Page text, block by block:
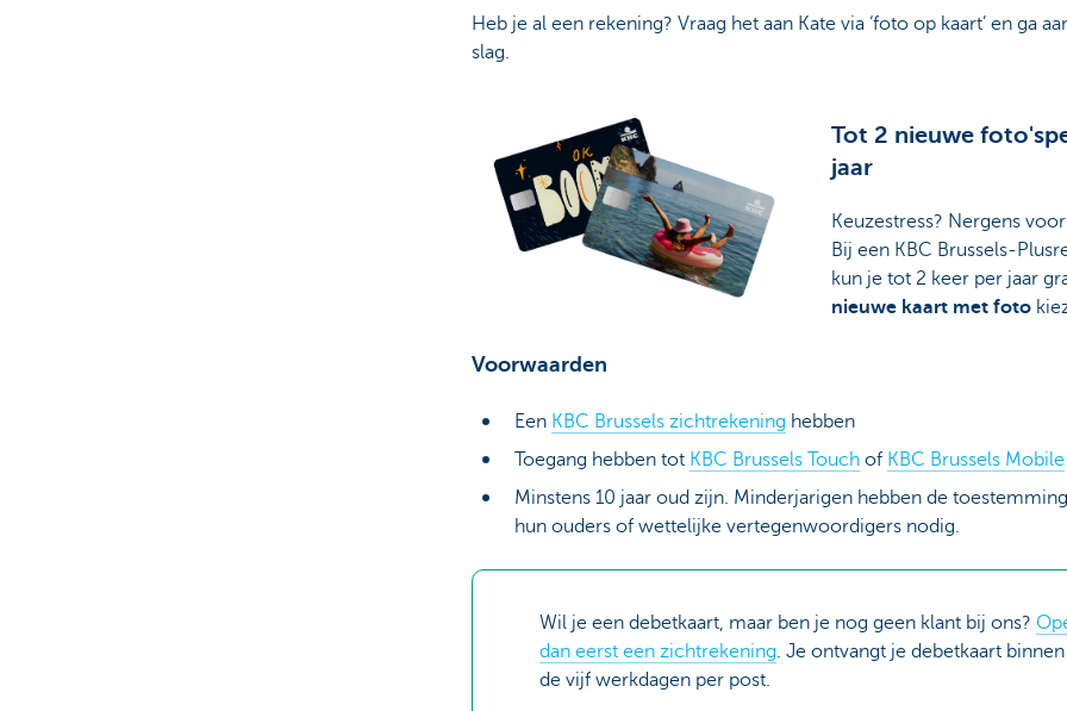
Heb je al een rekening? Vraag het aan Kate via ‘foto op kaart’ en ga
slag.
Tot 2 nieuwe
jaar
Keuzestress? Nergens
Bij een KBC Brussels-
kun je tot 2 keer per jaar
nieuwe kaart met foto
Voorwaarden
Een KBC Brussels zichtrekening hebben
Toegang hebben tot KBC Brussels Touchof KBC Brussels Mobile
Minstens 10 jaar oud zijn. Minderjarigen hebben de
hun ouders of wettelijke vertegenwoordigers nodig.
Wil je een debetkaart, maar ben je nog geen klant bij ons?
dan eerst een zichtrekening . Je ontvangt je debetkaart binnen
de vijf werkdagen per post.